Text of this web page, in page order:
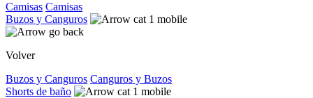
Camisas Camisas
Buzos y Canguros
Volver
Buzos y Canguros Canguros y Buzos
Shorts de baño